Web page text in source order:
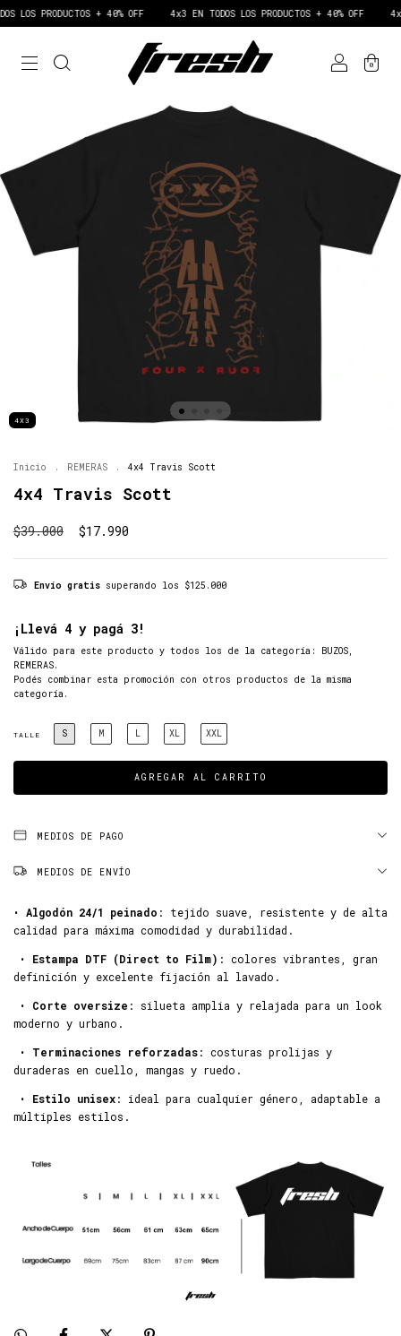
LOS PRODUCTOS + 40% OFF 4x3 EN TODOS LOS PRODUCTOS + 40% OFF
0
4X3
Inicio . REMERAS . 4x4 Travis Scott
4x4 Travis Scott
$39.000 $17.990
Envío gratis superando los $125.000
¡Llevá 4 y pagá 3!
Válido para este producto y todos los de la categoría: BUZOS,
REMERAS.
Podés combinar esta promoción con otros productos de la misma
categoría.
TALLE S M L XL XXL
MEDIOS DE PAGO
MEDIOS DE ENVÍO
• Algodón 24/1 peinado : tejido suave, resistente y de alta
calidad para máxima comodidad y durabilidad.
•
Estampa DTF (Direct to Film) : colores vibrantes, gran
definición y excelente fijación al lavado.
•
Corte oversize : silueta amplia y relajada para un look
moderno y urbano.
•
Terminaciones reforzadas: costuras prolijas y
duraderas en cuello, mangas y ruedo.
•
Estilo unisex: ideal para cualquier género, adaptable a
múltiples estilos.